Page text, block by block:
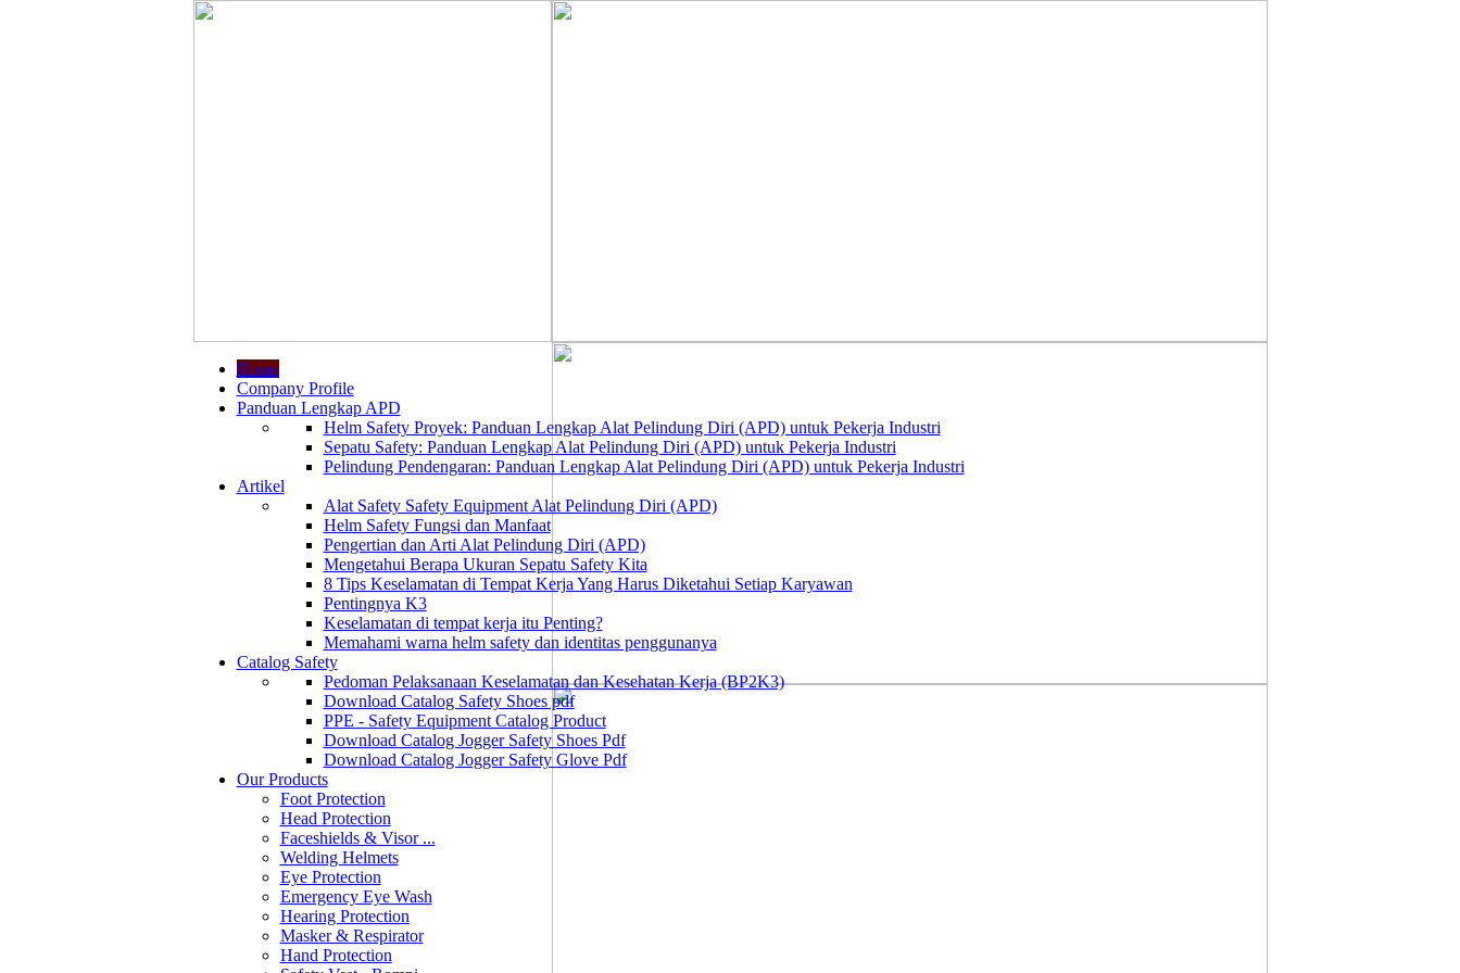
Home
Company Profile
Panduan Lengkap APD
Helm Safety Proyek: Panduan Lengkap Alat Pelindung Diri (APD) untuk Pekerja Industri
Sepatu Safety: Panduan Lengkap Alat Pelindung Diri (APD) untuk Pekerja Industri
Pelindung Pendengaran: Panduan Lengkap Alat Pelindung Diri (APD) untuk Pekerja Industri
Artikel
Alat Safety Safety Equipment Alat Pelindung Diri (APD)
Helm Safety Fungsi dan Manfaat
Pengertian dan Arti Alat Pelindung Diri (APD)
Mengetahui Berapa Ukuran Sepatu Safety Kita
8 Tips Keselamatan di Tempat Kerja Yang Harus Diketahui Setiap Karyawan
Pentingnya K3
Keselamatan di tempat kerja itu Penting?
Memahami warna helm safety dan identitas penggunanya
Catalog Safety
Pedoman Pelaksanaan Keselamatan dan Kesehatan Kerja (BP2K3)
Download Catalog Safety Shoes pdf
PPE - Safety Equipment Catalog Product
Download Catalog Jogger Safety Shoes Pdf
Download Catalog Jogger Safety Glove Pdf
Our Products
Foot Protection
Head Protection
Faceshields & Visor ...
Welding Helmets
Eye Protection
Emergency Eye Wash
Hearing Protection
Masker & Respirator
Hand Protection